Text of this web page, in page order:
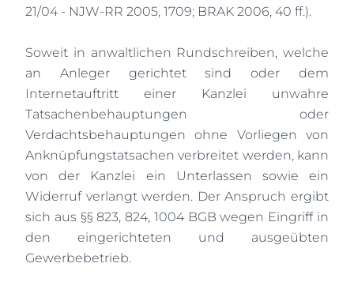
21/04 - NJW-RR 2005, 1709; BRAK 2006, 40 ff.).
Soweit in anwaltlichen Rundschreiben, welche
an Anleger gerichtet sind oder dem
Internetauftritt einer Kanzlei unwahre
Tatsachenbehauptungen oder
Verdachtsbehauptungen ohne Vorliegen von
Anknüpfungstatsachen verbreitet werden, kann
von der Kanzlei ein Unterlassen sowie ein
Widerruf verlangt werden. Der Anspruch ergibt
sich aus §§ 823, 824, 1004 BGB wegen Eingriff in
den eingerichteten und ausgeübten
Gewerbebetrieb.